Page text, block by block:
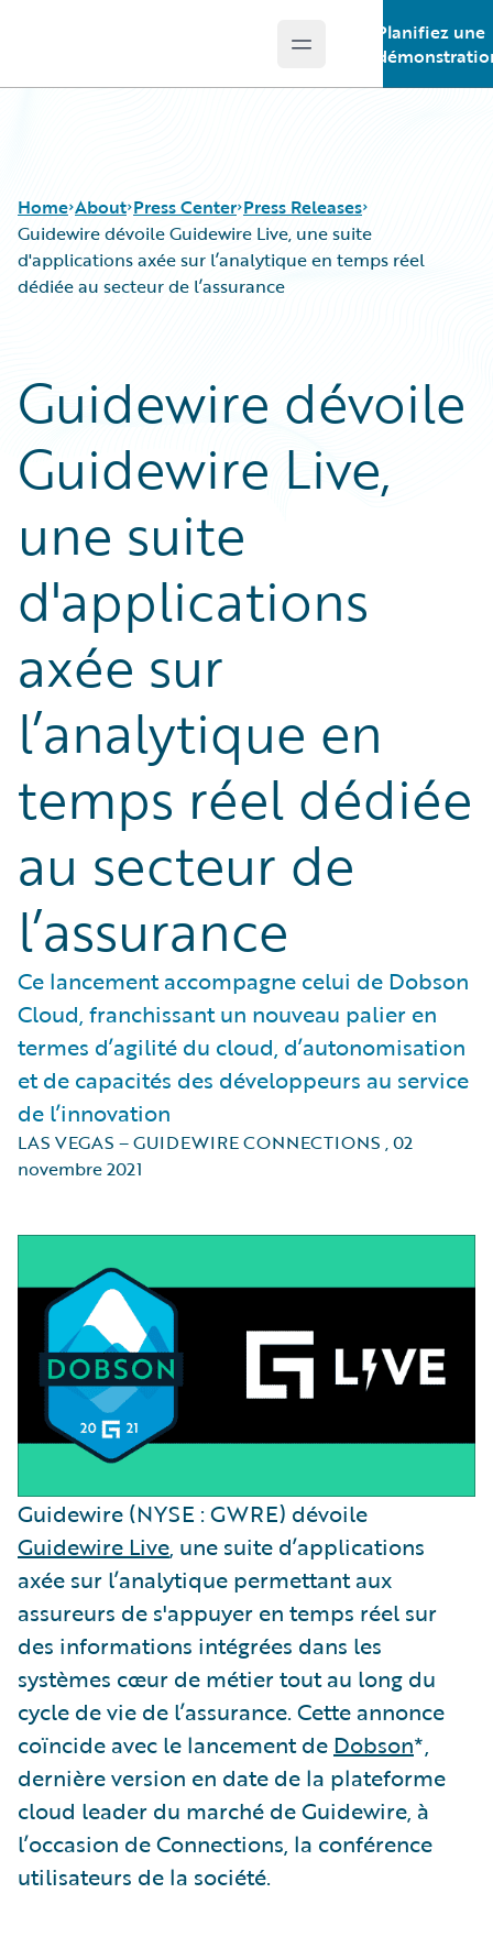
Open main menu
Planifiez une
Home About Press Center Press Releases
Guidewire dévoile Guidewire Live, une suite
d'applications axée sur l’analytique en temps réel
dédiée au secteur de l’assurance
Guidewire dévoile
Guidewire Live,
une suite
d'applications
axée sur
l’analytique en
temps réel dédiée
au secteur de
l’assurance
Ce lancement accompagne celui de Dobson
Cloud, franchissant un nouveau palier en
termes d’agilité du cloud, d’autonomisation
et de capacités des développeurs au service
de l’innovation
LAS VEGAS – GUIDEWIRE CONNECTIONS ,02
novembre 2021
Guidewire (NYSE : GWRE) dévoile
Guidewire Live, une suite d’applications
axée sur l’analytique permettant aux
assureurs de s'appuyer en temps réel sur
des informations intégrées dans les
systèmes cœur de métier tout au long du
cycle de vie de l’assurance. Cette annonce
coïncide avec le lancement de Dobson*,
dernière version en date de la plateforme
cloud leader du marché de Guidewire, à
l’occasion de Connections, la conférence
utilisateurs de la société.